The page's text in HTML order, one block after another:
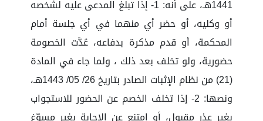
1441هـ، على أنه: 1- إذا تبلغ المدعى عليه لشخصه
أو وكليه، أو حضر أي منهما في أي جلسة أمام
المحكمة، أو قدم مذكرة بدفاعه، عُدَّت الخصومة
حضورية، ولو تخلف بعد ذلك ، ولما جاء في المادة
(21) من نظام الإثبات الصادر بتاريخ 26/ 05/ 1443هـ،
ونصها: 2- إذا تخلف الخصم عن الحضور للاستجواب
بغير عذر مقبول، أو امتنع عن الإجابة بغير مسوّغ